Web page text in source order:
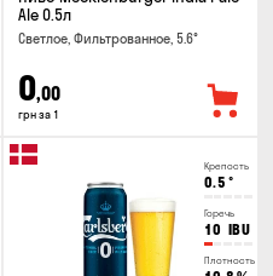
Ale 0.5л
Светлое, Фильтрованное, 5.6°
0,00
грн за 1
Крепость
0.5 °
Горечь
10 IBU
Плотность